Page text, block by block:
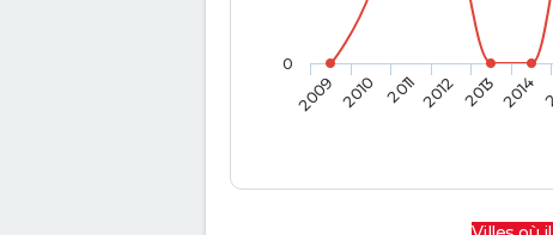
2009 2010 2011 2012 2013 2014
0